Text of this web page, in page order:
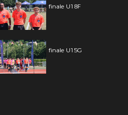
finale U18F
finale U15G